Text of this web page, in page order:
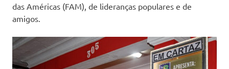
das Américas (FAM), de lideranças populares e de
amigos.